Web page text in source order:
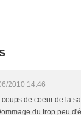
2010 14:46
coups de coeur de la
du trop peu